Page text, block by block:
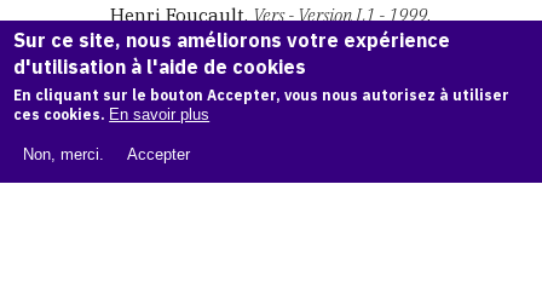
Henri Foucault, Vers - Version L1 - 1999.
Catalogue raisonné Henri Foucault, OAM.ark:38997/o19m
kr
COPIER LA CITATION
Sur ce site, nous améliorons votre expérience
d'utilisation à l'aide de cookies
En cliquant sur le bouton Accepter, vous nous autorisez à utiliser
ces cookies. En savoir plus
Non, merci. Accepter